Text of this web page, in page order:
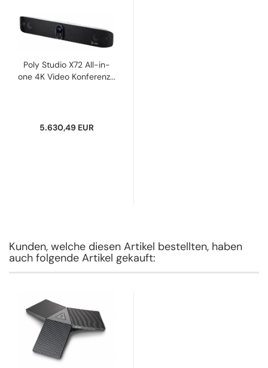
Poly Studio X72 All-in-
one 4K Video Konferenz...
5.630,49 EUR
Kunden, welche diesen Artikel bestellten, haben
auch folgende Artikel gekauft: